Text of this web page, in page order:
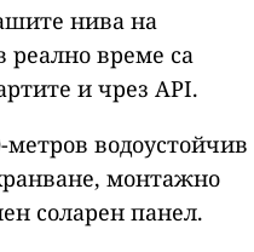
нива на
реално време са
и чрез API.
метров водоустойчив
монтажно
соларен панел.